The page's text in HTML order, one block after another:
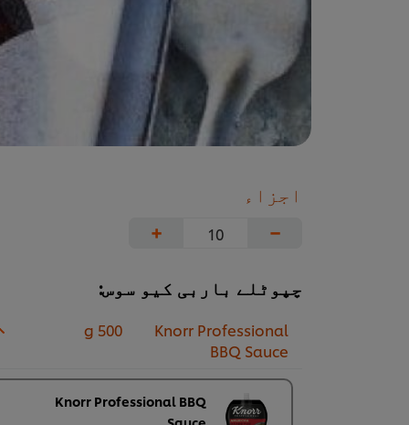
اجزاء
−
+
چپوٹلے باربی کیو سوس:
Knorr Professional
BBQ Sauce
500 g
Knorr Professional BBQ